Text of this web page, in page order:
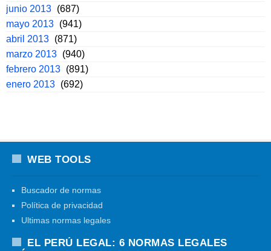
junio 2013 (687)
mayo 2013 (941)
abril 2013 (871)
marzo 2013 (940)
febrero 2013 (891)
enero 2013 (692)
WEB TOOLS
Buscador de normas
Política de privacidad
Ultimas normas legales
EL PERÚ LEGAL: 6 NORMAS LEGALES